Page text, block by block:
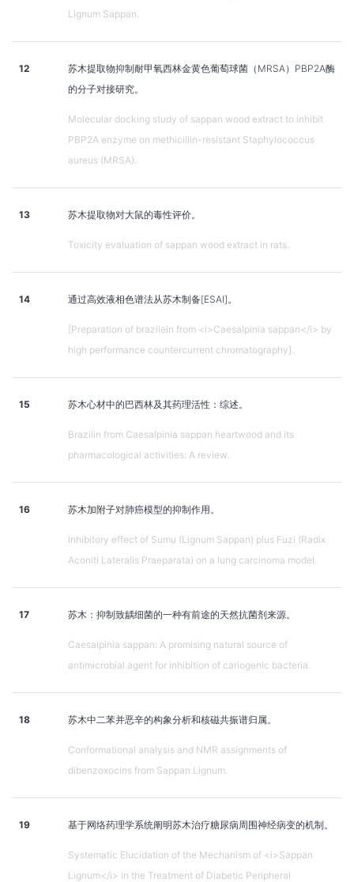
Lignum Sappan.
12
苏木提取物抑制耐甲氧西林金黄色葡萄球菌（MRSA）PBP2A酶
的分子对接研究。
Molecular docking study of sappan wood extract to inhibit
PBP2A enzyme on methicillin-resistant Staphylococcus
aureus (MRSA).
13 苏木提取物对大鼠的毒性评价。
Toxicity evaluation of sappan wood extract in rats.
14 通过高效液相色谱法从苏木制备[ESAI]。
[Preparation of brazilein from <i>Caesalpinia sappan</i> by
high performance countercurrent chromatography].
15 苏木心材中的巴西林及其药理活性：综述。
Brazilin from Caesalpinia sappan heartwood and its
pharmacological activities: A review.
16 苏木加附子对肺癌模型的抑制作用。
Inhibitory effect of Sumu (Lignum Sappan) plus Fuzi (Radix
Aconiti Lateralis Praeparata) on a lung carcinoma model.
17 苏木：抑制致龋细菌的一种有前途的天然抗菌剂来源。
Caesalpinia sappan: A promising natural source of
antimicrobial agent for inhibition of cariogenic bacteria.
18 苏木中二苯并恶辛的构象分析和核磁共振谱归属。
Conformational analysis and NMR assignments of
dibenzoxocins from Sappan Lignum.
19 基于网络药理学系统阐明苏木治疗糖尿病周围神经病变的机制。
Systematic Elucidation of the Mechanism of <i>Sappan
Lignum</i> in the Treatment of Diabetic Peripheral